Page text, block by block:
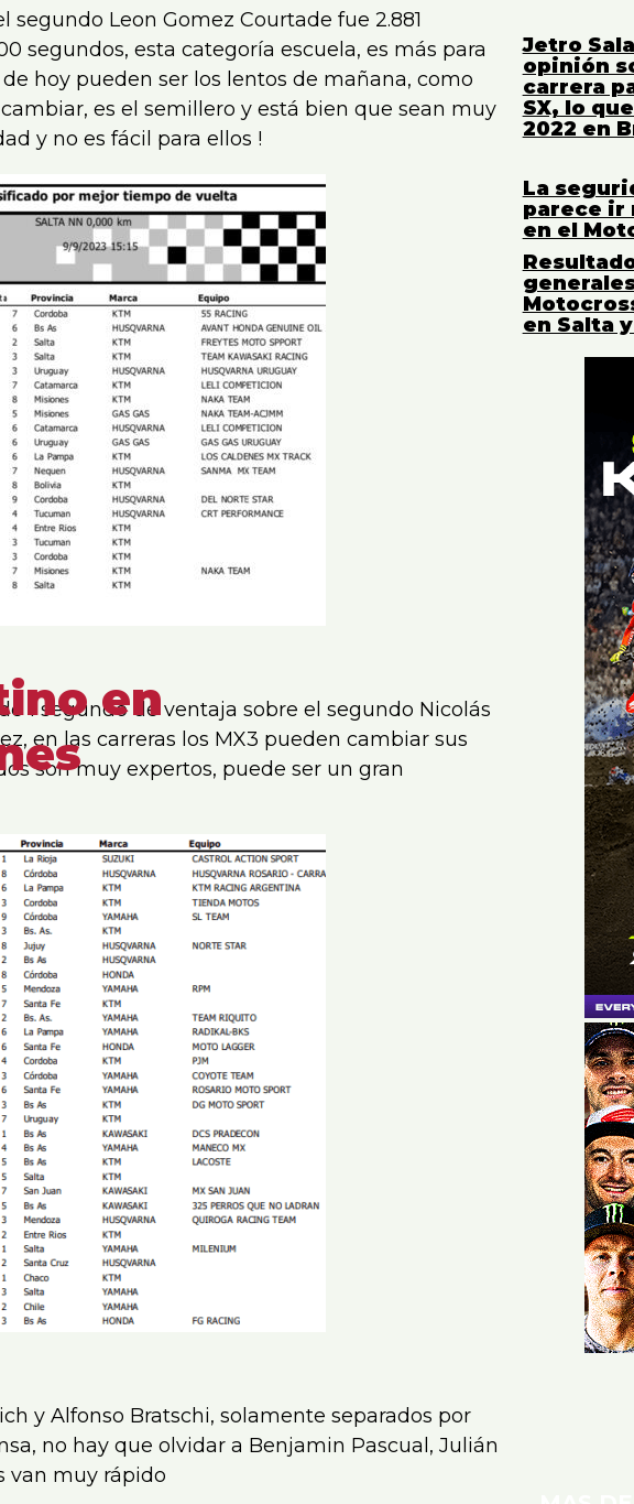
en
segundo Leon Gomez Courtade fue 2.881
segundos, esta categoría escuela, es más para
hoy pueden ser los lentos de mañana, como
es el semillero y está bien que sean muy
y no es fácil para ellos !
1 segundo de ventaja sobre el segundo Nicolás
en las carreras los MX3 pueden cambiar sus
son muy expertos, puede ser un gran
y Alfonso Bratschi, solamente separados por
no hay que olvidar a Benjamin Pascual, Julián
van muy rápido
Jetro
opinión
carrera
SX, lo
2022 en
La
parece ir
en el
en Salta